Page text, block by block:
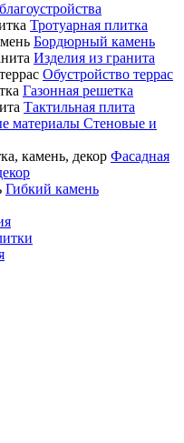
Тротуарная плитка
Бордюрный камень
Изделия из гранита
Обустройство террас
Газонная решетка
Тактильная плита
Стеновые и
Фасадная
Гибкий камень